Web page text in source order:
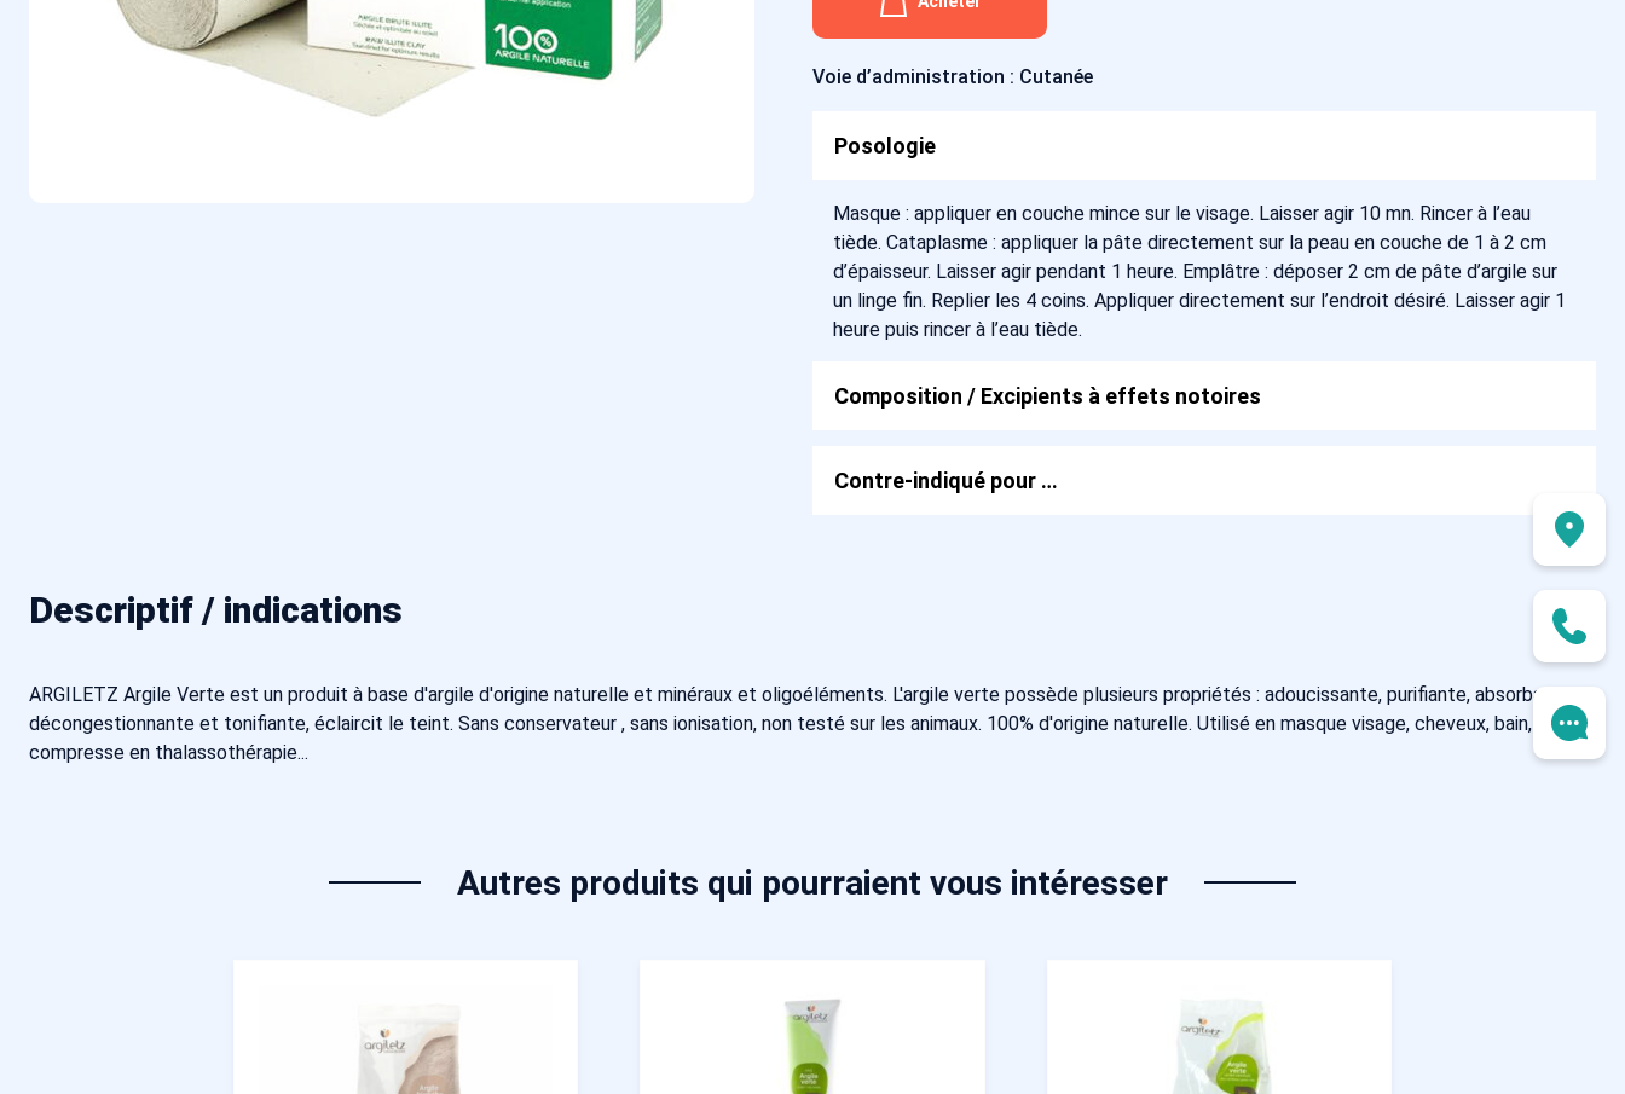
Voie d’administration : Cutanée
Posologie
Masque : appliquer en couche mince sur le visage. Laisser agir 10 mn. Rincer à l’eau
tiède. Cataplasme : appliquer la pâte directement sur la peau en couche de 1 à 2 cm
d’épaisseur. Laisser agir pendant 1 heure. Emplâtre : déposer 2 cm de pâte d’argile sur
un linge fin. Replier les 4 coins. Appliquer directement sur l’endroit désiré. Laisser agir 1
heure puis rincer à l’eau tiède.
Composition / Excipients à effets notoires
Contre-indiqué pour …
Descriptif / indications
ARGILETZ Argile Verte est un produit à base d'argile d'origine naturelle et minéraux et oligoéléments. L'argile verte possède plusieurs propriétés : adoucissante, purifiante, absorbante,
décongestionnante et tonifiante, éclaircit le teint. Sans conservateur , sans ionisation, non testé sur les animaux. 100% d'origine naturelle. Utilisé en masque visage, cheveux, bain,
compresse en thalassothérapie...
Autres produits qui pourraient vous intéresser